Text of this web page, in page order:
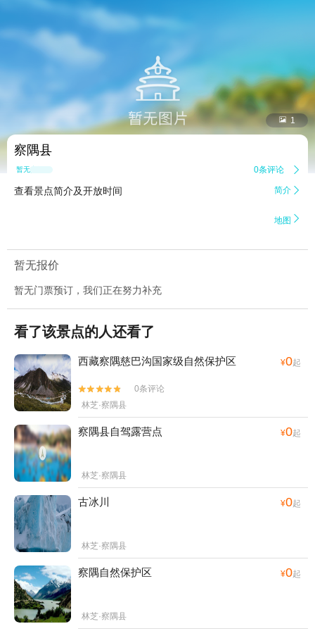
 1
察隅县
暂无点评 0条评论 
查看景点简介及开放时间 简介 
地图 
暂无报价
暂无门票预订，我们正在努力补充
看了该景点的人还看了
西藏察隅慈巴沟国家级自然保护区 ¥0起


0条评论
林芝·察隅县
察隅县自驾露营点 ¥0起
林芝·察隅县
古冰川 ¥0起
林芝·察隅县
察隅自然保护区 ¥0起
林芝·察隅县